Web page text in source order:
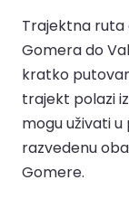
Trajektna ruta
Gomera do
kratko
trajekt polazi
mogu uživati
razvedenu
Gomere.